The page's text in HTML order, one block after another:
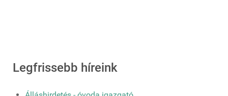
Legfrissebb híreink